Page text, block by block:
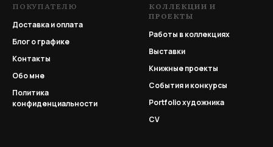
ПОКУПАТЕЛЮ
Доставка и оплата
Блог о графике
Контакты
Обо мне
Политика
конфиденциальности
КОЛЛЕКЦИИ И
ПРОЕКТЫ
Работы в коллекциях
Выставки
Книжные проекты
События и конкурсы
Portfolioхудожника
CV